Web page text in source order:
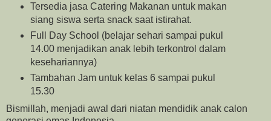
Tersedia jasa Catering Makanan untuk makan
siang siswa serta snack saat istirahat.
Full Day School (belajar sehari sampai pukul
14.00 menjadikan anak lebih terkontrol dalam
kesehariannya)
Tambahan Jam untuk kelas 6 sampai pukul
15.30
Bismillah, menjadi awal dari niatan mendidik anak calon